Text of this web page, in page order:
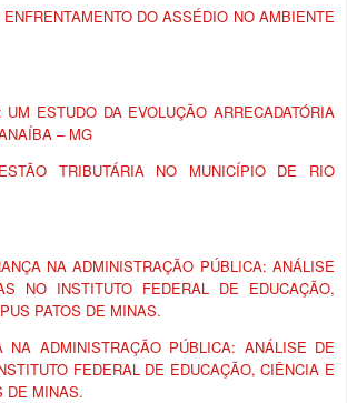
DO ASSÉDIO NO AMBIENTE
ESTUDO DA EVOLUÇÃO ARRECADATÓRIA
– MG
TRIBUTÁRIA NO MUNICÍPIO DE RIO
NA ADMINISTRAÇÃO PÚBLICA: ANÁLISE
NO INSTITUTO FEDERAL DE EDUCAÇÃO,
PATOS DE MINAS.
ADMINISTRAÇÃO PÚBLICA: ANÁLISE DE
FEDERAL DE EDUCAÇÃO, CIÊNCIA E
DE MINAS.